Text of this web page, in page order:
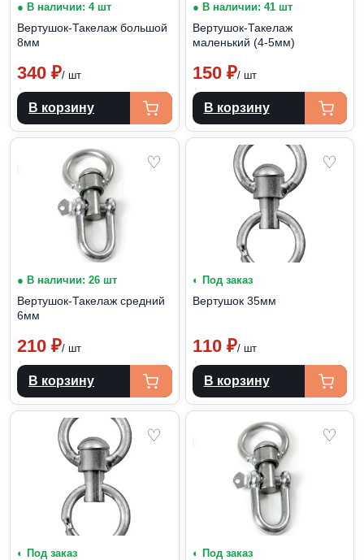
● В наличии: 4 шт
Вертушок-Такелаж большой
8мм
340 ₽/ шт
В корзину
● В наличии: 41 шт
Вертушок-Такелаж
маленький (4-5мм)
150 ₽/ шт
В корзину
♡
● В наличии: 26 шт
Вертушок-Такелаж средний
6мм
210 ₽/ шт
В корзину
♡
◐ Под заказ
Вертушок 35мм
110 ₽/ шт
В корзину
♡
◐ Под заказ
♡
◐ Под заказ